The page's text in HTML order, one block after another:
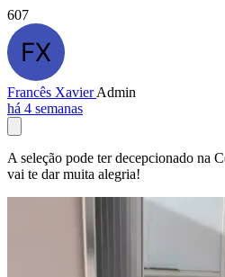
607
Francês XavierAdmin
há 4 semanas
A seleção pode ter decepcionado na
vai te dar muita alegria!